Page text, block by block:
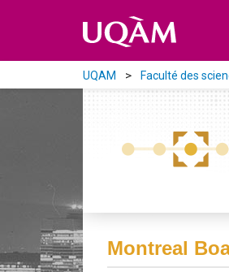
UQAM Faculté des
Montreal